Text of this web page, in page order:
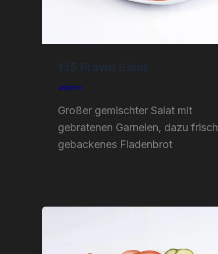
135 Prawn Salat
admin
Großer gemischter Salat mit
gebratenen Garnelen, dazu frisch
gebackenes Fladenbrot